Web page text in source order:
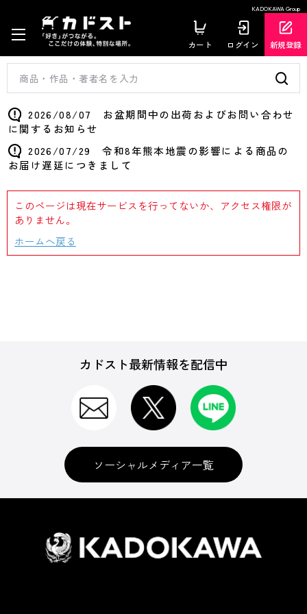
KADOKAWA Group
カート ログイン 新規登録
2026/08/07 お盆期間中の出荷およびお問い合わせ
に関するお知らせ
2026/07/29 令和8年熊本地震の影響による商品の
お届け遅延につきまして
このページは現在サービスを行ってないか、アクセス権限が
ありません。
ホームへ戻る
カドスト最新情報を配信中
ソーシャルメディア一覧